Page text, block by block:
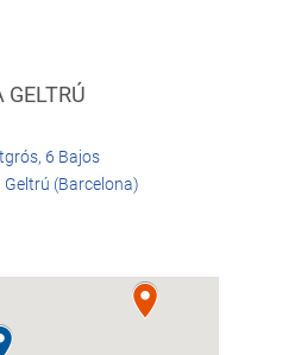
6 Bajos
(Barcelona)